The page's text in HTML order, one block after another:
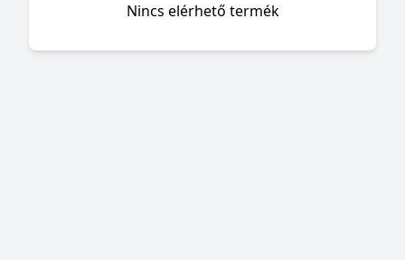
Nincs elérhető termék